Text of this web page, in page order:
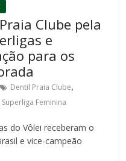
Clube pela
e
para os
Dentil Praia Clube,
Superliga Feminina
do Vôlei receberam o
e vice-campeão